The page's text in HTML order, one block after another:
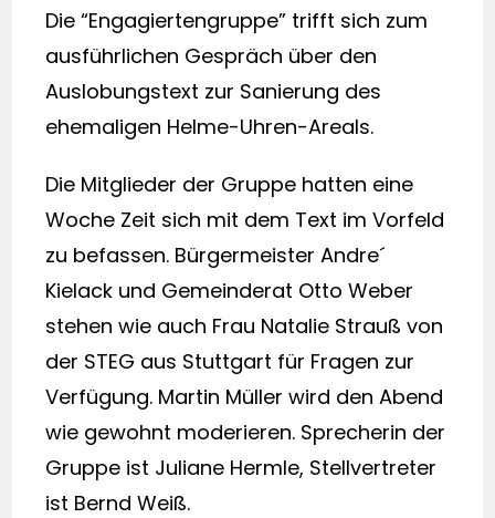
Die “Engagiertengruppe” trifft sich zum
ausführlichen Gespräch über den
Auslobungstext zur Sanierung des
ehemaligen Helme-Uhren-Areals.
Die Mitglieder der Gruppe hatten eine
Woche Zeit sich mit dem Text im Vorfeld
zu befassen. Bürgermeister Andre´
Kielack und Gemeinderat Otto Weber
stehen wie auch Frau Natalie Strauß von
der STEG aus Stuttgart für Fragen zur
Verfügung. Martin Müller wird den Abend
wie gewohnt moderieren. Sprecherin der
Gruppe ist Juliane Hermle, Stellvertreter
ist Bernd Weiß.